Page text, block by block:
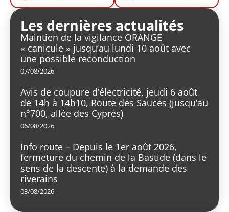
Les dernières actualités
Maintien de la vigilance ORANGE
« canicule » jusqu’au lundi 10 août avec
une possible reconduction
07/08/2026
Avis de coupure d’électricité, jeudi 6 août
de 14h à 14h10, Route des Sauces (jusqu’au
n°700, allée des Cyprès)
06/08/2026
Info route – Depuis le 1er août 2026,
fermeture du chemin de la Bastide (dans le
sens de la descente) à la demande des
riverains
03/08/2026